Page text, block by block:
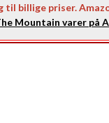
til billige priser.
Mountain varer på